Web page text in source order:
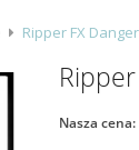
Ripper FX
Nasza cena: